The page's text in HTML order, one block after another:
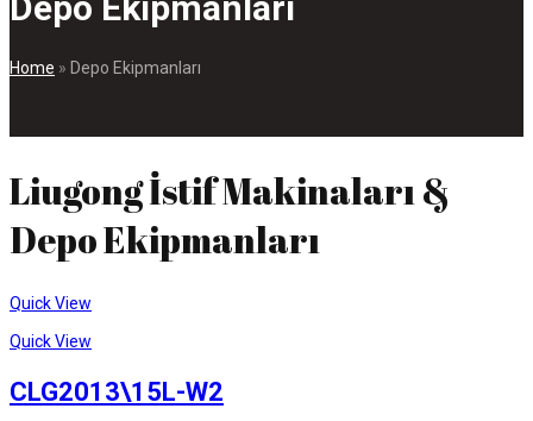
Home » Depo Ekipmanları
Liugong İstif Makinaları &
Depo Ekipmanları
Quick View
Quick View
CLG2013\15L-W2